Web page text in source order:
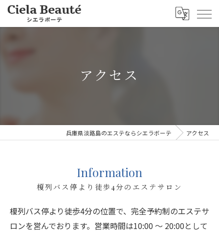
アクセス
兵庫県淡路島のエステならシエラボーテ アクセス
榎列バス停より徒歩4分のエステサロン
Information
榎列バス停より徒歩4分の位置で、完全予約制のエステサ
ロンを営んでおります。営業時間は10:00 ～ 20:00として